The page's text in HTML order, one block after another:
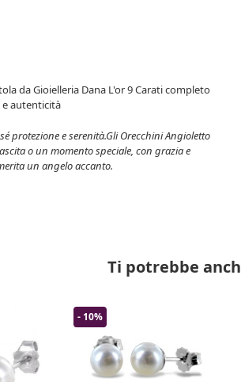
da Gioielleria Dana L'or 9 Carati completo
autenticità
protezione e serenità.Gli Orecchini Angioletto
o un momento speciale, con grazia e
un angelo accanto.
Ti potrebbe
- 10%